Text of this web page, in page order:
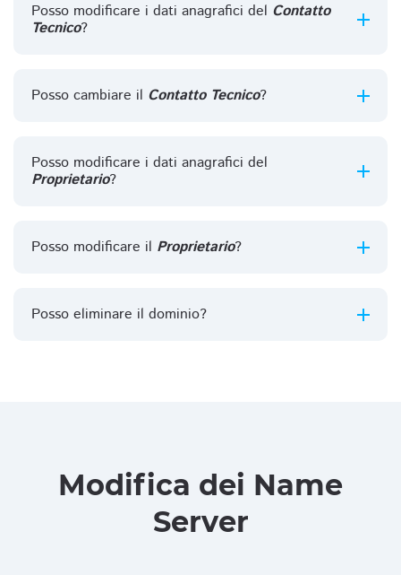
Posso modificare i dati anagrafici del Contatto
Tecnico?
Posso cambiare il Contatto Tecnico?
Posso modificare i dati anagrafici del
Proprietario?
Posso modificare il Proprietario?
Posso eliminare il dominio?
Modifica dei Name
Server